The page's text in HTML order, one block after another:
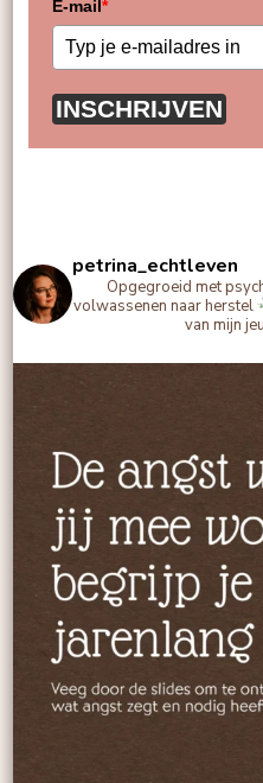
E-mail*
INSCHRIJVEN
petrina_echtleven
Opgegroeid met
volwassenen naar herstel
van mijn